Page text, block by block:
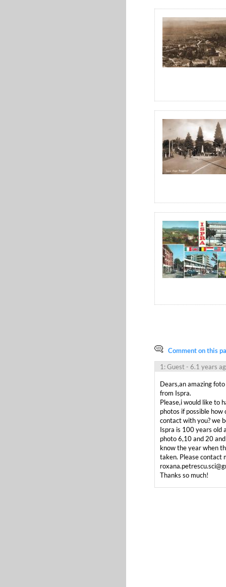
Comment on this
1: Guest- 6.1 years
Dears,an amazing
from Ispra.
Please,i would like to
photos if possible how
contact with you? we
Ispra is 100 years old
photo 6,10 and 20
know the year when
taken. Please contact
Thanks so much!